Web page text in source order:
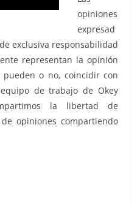
opiniones
expresad
exclusiva responsabilidad
representan la opinión
o no, coincidir con
de trabajo de Okey
la libertad de
opiniones compartiendo